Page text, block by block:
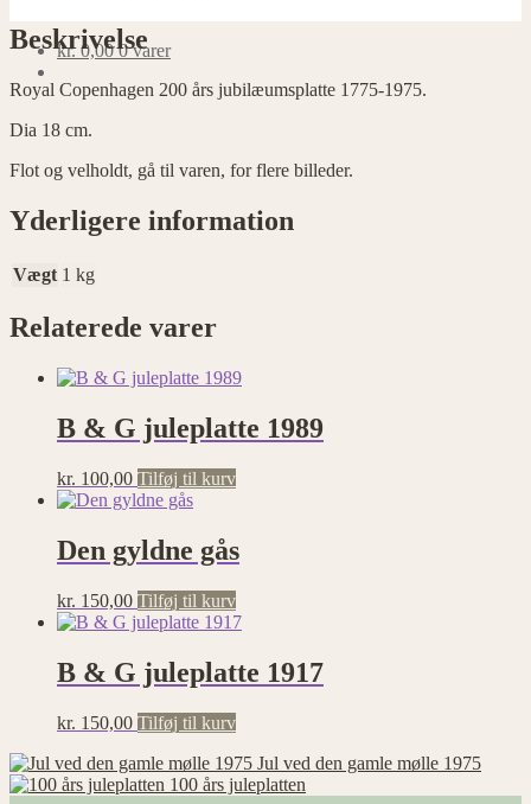
kr.0,00 0 varer
Beskrivelse
Royal Copenhagen 200 års jubilæumsplatte 1775-1975.
Dia 18 cm.
Flot og velholdt, gå til varen, for flere billeder.
Yderligere information
Vægt 1 kg
Relaterede varer
B & G juleplatte 1989
kr. 100,00 Tilføj til kurv
Den gyldne gås
kr. 150,00 Tilføj til kurv
B & G juleplatte 1917
kr. 150,00 Tilføj til kurv
Jul ved den gamle mølle 1975
100 års juleplatten